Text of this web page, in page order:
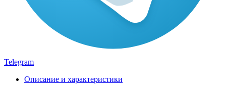
Telegram
Описание и характеристики